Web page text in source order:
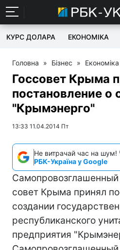
КУРС ДОЛАРА ЕКОНОМІКА
Головна » Бізнес » Економіка
Госсовет Крыма
постановление о
"Крымэнерго"
13:33 11.04.2014 Пт
Не витрачай час на шум!
РБК-Україна у Google
совет Крыма принял
создании
республиканского
предприятия